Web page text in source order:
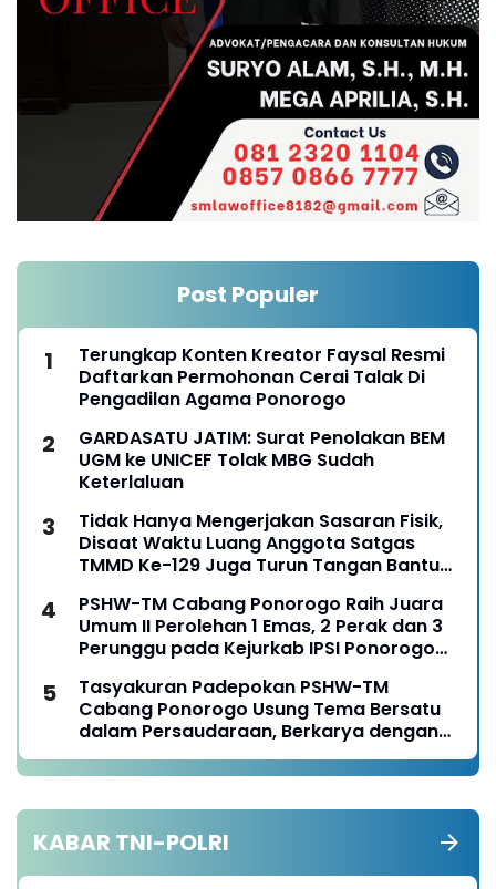
Post Populer
Terungkap Konten Kreator Faysal Resmi
Daftarkan Permohonan Cerai Talak Di
Pengadilan Agama Ponorogo
GARDASATU JATIM: Surat Penolakan BEM
UGM ke UNICEF Tolak MBG Sudah
Keterlaluan
Tidak Hanya Mengerjakan Sasaran Fisik,
Disaat Waktu Luang Anggota Satgas
TMMD Ke-129 Juga Turun Tangan Bantu
PSHW-TM Cabang Ponorogo Raih Juara
Umum II Perolehan 1 Emas, 2 Perak dan 3
Perunggu pada Kejurkab IPSI Ponorogo
Tasyakuran Padepokan PSHW-TM
Cabang Ponorogo Usung Tema Bersatu
dalam Persaudaraan, Berkarya dengan
Keikhlasan dan Mengabdi dengan
Tanggungjawab
KABAR TNI-POLRI